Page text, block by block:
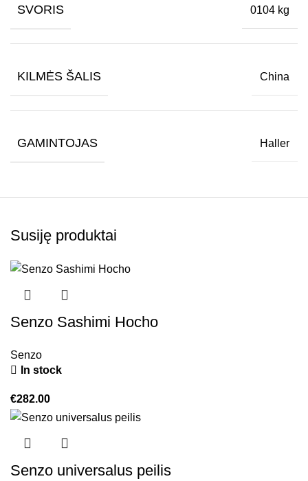
SVORIS 0104 kg
KILMĖS ŠALIS China
GAMINTOJAS Haller
Susiję produktai
Senzo Sashimi Hocho
Senzo
In stock
€282.00
Senzo universalus peilis